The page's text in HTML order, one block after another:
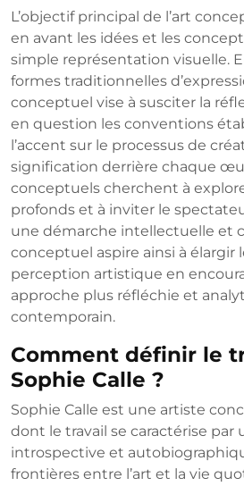
L’objectif principal de l’art
en avant les idées et les
simple représentation visuelle.
formes traditionnelles
conceptuel vise à susciter la
en question les conventions
l’accent sur le processus de
signification derrière chaque
conceptuels cherchent à
profonds et à inviter le
une démarche intellectuelle et
conceptuel aspire ainsi à élargir
perception artistique en
approche plus réfléchie et
contemporain.
Comment définir le
Sophie Calle ?
Sophie Calle est une artiste
dont le travail se caractérise par
introspective et
frontières entre l’art et la vie